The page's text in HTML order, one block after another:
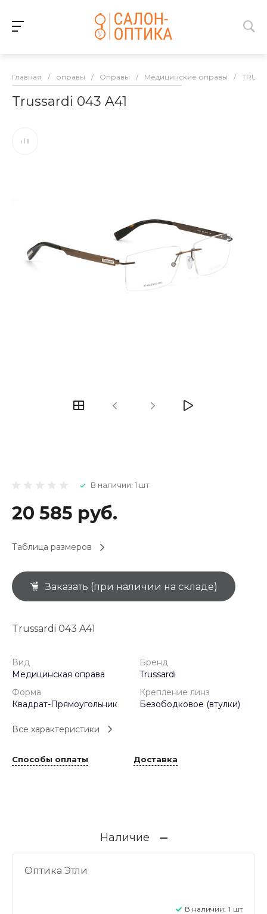
Главная / оправы / Оправы / Медицинские оправы /
Trussardi 043 A41
В наличии: 1 шт
20 585 руб.
Таблица размеров
Заказать (при наличии на складе)
Trussardi 043 A41
Вид
Медицинская оправа
Бренд
Trussardi
Форма
Квадрат-Прямоугольник
Крепление линз
Безободковое (втулки)
Все характеристики
Способы оплаты Доставка
Наличие
Оптика Этли
В наличии: 1 шт